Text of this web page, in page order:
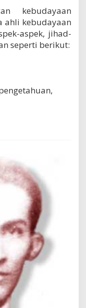
kebudayaan
ahli kebudayaan
aspek, jihad-
seperti berikut: